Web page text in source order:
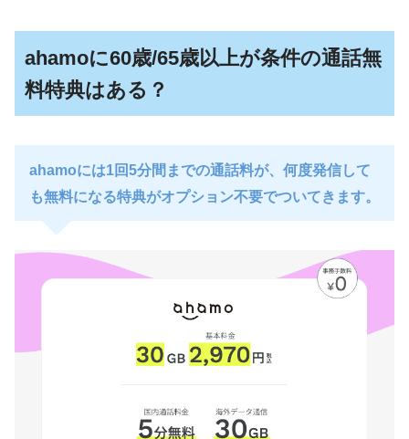
ahamoに60歳/65歳以上が条件の通話無
料特典はある？
ahamoには1回5分間までの通話料が、何度発信して
も無料になる特典がオプション不要でついてきます。